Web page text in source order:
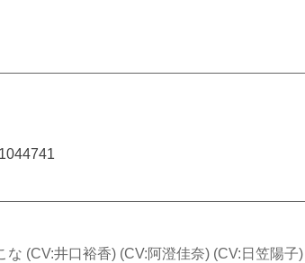
(CV:井口裕香) (CV:阿澄佳奈) (CV:日笠陽子)